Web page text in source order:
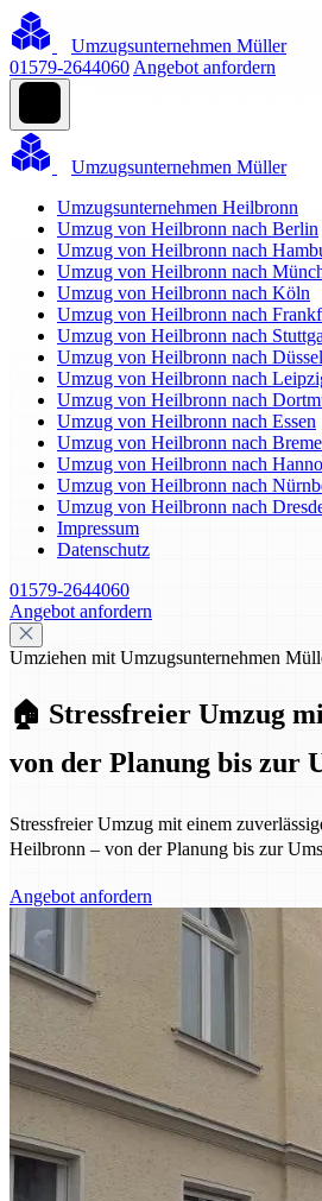
Umzugsunternehmen Müller
01579-2644060 Angebot anfordern
Umzugsunternehmen Müller
Umzugsunternehmen Heilbronn
Umzug von Heilbronn nach Berlin
Umzug von Heilbronn nach
Umzug von Heilbronn nach
Umzug von Heilbronn nach Köln
Umzug von Heilbronn nach
Umzug von Heilbronn nach
Umzug von Heilbronn nach
Umzug von Heilbronn nach
Umzug von Heilbronn nach
Umzug von Heilbronn nach Essen
Umzug von Heilbronn nach
Umzug von Heilbronn nach
Umzug von Heilbronn nach
Umzug von Heilbronn nach
Impressum
Datenschutz
01579-2644060
Angebot anfordern
Umziehen mit Umzugsunternehmen
🏠 Stressfreier Umzug
von der Planung bis zur
Stressfreier Umzug mit einem
Heilbronn – von der Planung bis zur
Angebot anfordern